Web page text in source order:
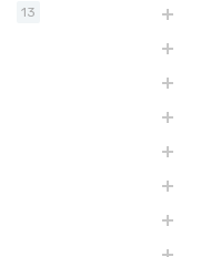
13